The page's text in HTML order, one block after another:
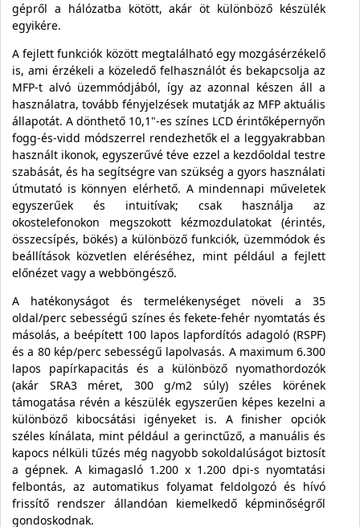
gépről a hálózatba kötött, akár öt különböző készülék
egyikére.
A fejlett funkciók között megtalálható egy mozgásérzékelő
is, ami érzékeli a közeledő felhasználót és bekapcsolja az
MFP-t alvó üzemmódjából, így az azonnal készen áll a
használatra, tovább fényjelzések mutatják az MFP aktuális
állapotát. A dönthető 10,1"-es színes LCD érintőképernyőn
fogg-és-vidd módszerrel rendezhetők el a leggyakrabban
használt ikonok, egyszerűvé téve ezzel a kezdőoldal testre
szabását, és ha segítségre van szükség a gyors használati
útmutató is könnyen elérhető. A mindennapi műveletek
egyszerűek és intuitívak; csak használja az
okostelefonokon megszokott kézmozdulatokat (érintés,
összecsípés, bökés) a különböző funkciók, üzemmódok és
beállítások közvetlen eléréséhez, mint például a fejlett
előnézet vagy a webböngésző.
A hatékonyságot és termelékenységet növeli a 35
oldal/perc sebességű színes és fekete-fehér nyomtatás és
másolás, a beépített 100 lapos lapfordítós adagoló (RSPF)
és a 80 kép/perc sebességű lapolvasás. A maximum 6.300
lapos papírkapacitás és a különböző nyomathordozók
(akár SRA3 méret, 300 g/m2 súly) széles körének
támogatása révén a készülék egyszerűen képes kezelni a
különböző kibocsátási igényeket is. A finisher opciók
széles kínálata, mint például a gerinctűző, a manuális és
kapocs nélküli tűzés még nagyobb sokoldalúságot biztosít
a gépnek. A kimagasló 1.200 x 1.200 dpi-s nyomtatási
felbontás, az automatikus folyamat feldolgozó és hívó
frissítő rendszer állandóan kiemelkedő képminőségről
gondoskodnak.